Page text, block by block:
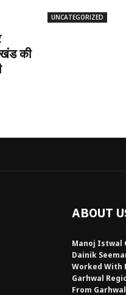
की
UNCATEGORIZED
ABOUT
Manoj Istwal
Dainik
Worked With
Garhwal
From